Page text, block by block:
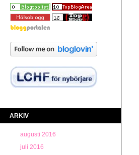
ARKIV
augusti 2016
juli 2016